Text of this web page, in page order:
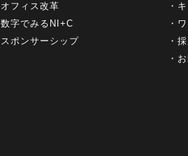
オフィス改革
数字でみるNI+C
スポンサーシップ